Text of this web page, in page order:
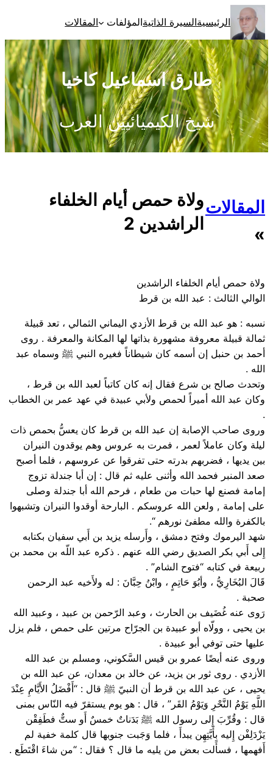
تخطى
إلى
المحتوى
الرئيسيةالسيرة الذاتيةالمؤلفات المقالات
طارق اسماعيل كاخيا
شيخ الكيميائيين العرب
المقالات
»
ولاة حمص أيام الخلفاء
الراشدين 2
ولاة حمص أيام الخلفاء الراشدين
الوالي الثالث : عبد الله بن قرط
نسبه : هو عبد الله بن قرط الأزدي اليماني الثمالي ، تعد قبيلة
ثمالة قبيلة معروفة مشهورة بذاتها لها المكانة والمعرفة . روى
أحمد بن حنبل إن أسمه كان شيطاناً فغيره النبي ﷺ وسماه عبد
الله .
وتحدث صالح بن شرع فقال إنه كان كاتباً لعبد الله بن قرط ،
وكان عبد الله أميراً لحمص ولأبي عبيدة في عهد عمر بن الخطاب
.
وروى صاحب الإصابة إن عبد الله بن قرط كان يعسُّ بحمص ذات
ليلة وكان عاملاً لعمر ، فمرت به عروس وهم يوقدون النيران
بين يديها ، فضربهم بدرته حتى تفرقوا عن عروسهم ، فلما أصبح
صعد المنبر فحمد الله وأثنى عليه ثم قال : إن أبا جندلة تزوج
إمامة فصنع لها حبات من طعام ، فرحم الله أبا جندلة وصلى
على إمامة , ولعن الله عروسكم . البارحة أوقدوا النيران وتشبهوا
بالكفرة والله مطفئ نورهم “.
شهد اليرموك وفتح دمشق ، وأَرسله يزيد بن أَبي سفيان بكتابه
إِلى أَبي بكر الصديق رضي الله عنهم . ذكره عبد اللّه بن محمد بن
ربيعة في كتابه “فتوح الشام” .
قَالَ البُخَارِيُّ ، وأبُوَ حَاتِمٍ ، وابْنُ حِبَّانَ : له ولأَخيه عبد الرحمن
صحبة .
رَوى عنه غُضَيف بن الحارث ، وعبد الرّحمن بن عبيد ، وعبيد الله
بن يحيى ، وولّاه أبو عبيدة بن الجرّاح مرتين على حمص ، فلم يزل
عليها حتى توفي أبو عبيدة‏ .
وروى عنه أيضًا عمرو بن قيس السَّكوني، ومسلم بن عبد الله
الأزدي ‏. روى ثور بن يزيد، عن خالد بن معدان، عن عبد الله بن
يحيى ، عن عبد الله بن قرط أن النبيّ ﷺ قال‏ : “‏أَفْضَلُ الأَيَّامِ عِنْدَ
اللَّهِ يَوْمُ النَّحْرِ وَيَوْمُ القَر” ، قال ‏: هو يوم يستقرّ فيه النّاس بمنى‏‏
قال : وقُرِّبَ إِلى رسول الله ﷺ بَدَناتٌ خمسٌ أَو ستٌّ فطَفِقْن
يَزْدَلِفْن إِليه بِأَيَّتِهِن يبدأَ ، فلما وَجَبت جنوبها قال كلمة خفية لم
أَفهمها ، فسأَلت بعض من يليه ما قال ؟ فقال : “من شاءَ اقْتَطَع .